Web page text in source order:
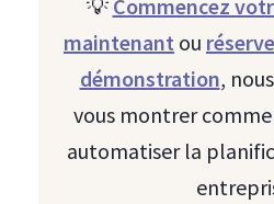
💡 Commencez
maintenant ou
démonstration,
vous montrer
automatiser la